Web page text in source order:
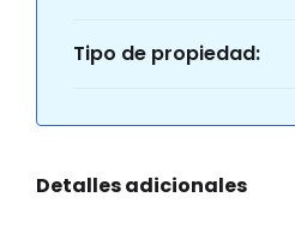
Tipo de propiedad:
Detalles adicionales